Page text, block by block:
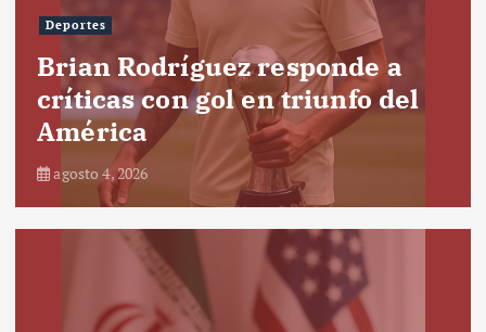
Deportes
Brian Rodríguez responde a
críticas con gol en triunfo del
América
agosto 4, 2026